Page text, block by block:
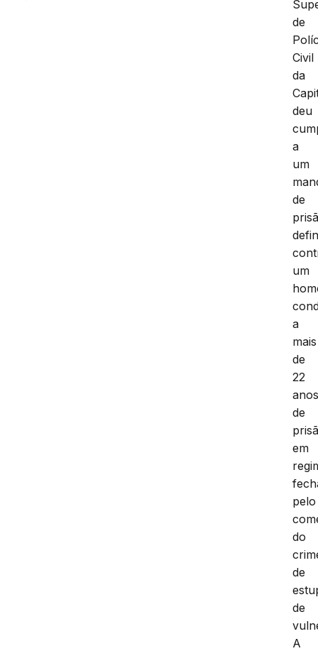
de
Civil
da
deu
a
um
de
um
a
mais
de
22
de
em
pelo
do
de
de
A